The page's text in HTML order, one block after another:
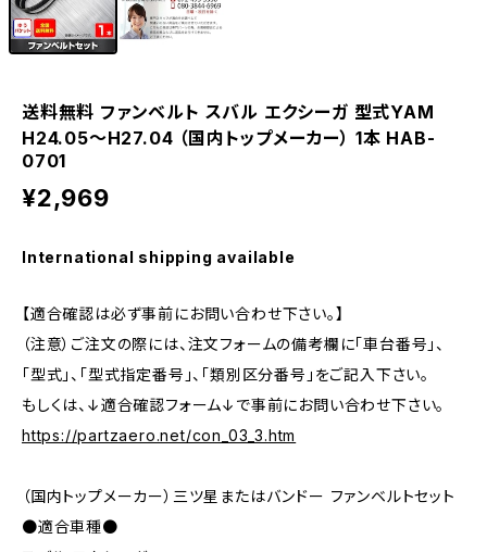
送料無料 ファンベルト スバル エクシーガ 型式YAM
H24.05～H27.04 （国内トップメーカー） 1本 HAB-
0701
¥2,969
International shipping available
【適合確認は必ず事前にお問い合わせ下さい。】
（注意）ご注文の際には、注文フォームの備考欄に「車台番号」、
「型式」、「型式指定番号」、「類別区分番号」をご記入下さい。
もしくは、↓適合確認フォーム↓で事前にお問い合わせ下さい。
https://partzaero.net/con_03_3.htm
（国内トップメーカー）三ツ星またはバンドー ファンベルトセット
●適合車種●